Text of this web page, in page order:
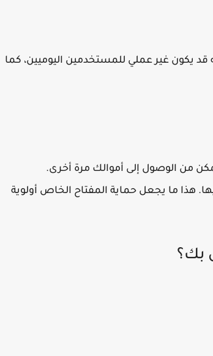
قد يكون غير عملي للمستخدمين اليوميين، كما
من الوصول إلى أموالك مرة أخرى.
هذا ما يجعل حماية المفتاح الخاص أولوية
بك؟